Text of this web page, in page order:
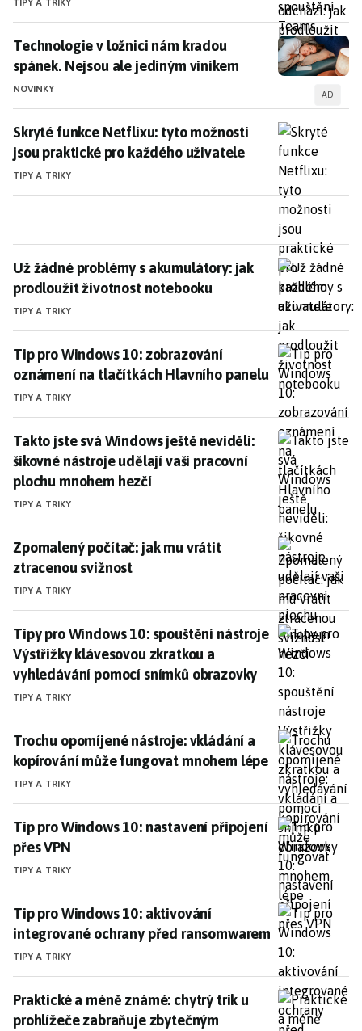
TIPY A TRIKY
Technologie v ložnici nám kradou spánek. Nejsou
Technologie v ložnici nám kradou
spánek. Nejsou ale jediným viníkem
NOVINKY AD
Skryté funkce Netflixu: tyto možnosti jsou praktické
Skryté funkce Netflixu: tyto možnosti
jsou praktické pro každého uživatele
TIPY A TRIKY
Už žádné problémy s akumulátory: jak prodloužit
Už žádné problémy s akumulátory: jak
prodloužit životnost notebooku
TIPY A TRIKY
Tip pro Windows 10: zobrazování oznámení na
Tip pro Windows 10: zobrazování
oznámení na tlačítkách Hlavního panelu
TIPY A TRIKY
Takto jste svá Windows ještě neviděli: šikovné
Takto jste svá Windows ještě neviděli:
šikovné nástroje udělají vaši pracovní
plochu mnohem hezčí
TIPY A TRIKY
Zpomalený počítač: jak mu vrátit ztracenou svižnost
Zpomalený počítač: jak mu vrátit
ztracenou svižnost
TIPY A TRIKY
Tipy pro Windows 10: spouštění nástroje Výstřižky
Tipy pro Windows 10: spouštění nástroje
Výstřižky klávesovou zkratkou a
vyhledávání pomocí snímků obrazovky
TIPY A TRIKY
Trochu opomíjené nástroje: vkládání a kopírování
Trochu opomíjené nástroje: vkládání a
kopírování může fungovat mnohem lépe
TIPY A TRIKY
Tip pro Windows 10: nastavení připojení přes VPN
Tip pro Windows 10: nastavení připojení
přes VPN
TIPY A TRIKY
Tip pro Windows 10: aktivování integrované ochrany
Tip pro Windows 10: aktivování
integrované ochrany před ransomwarem
TIPY A TRIKY
Praktické a méně známé: chytrý trik u prohlížeče
Praktické a méně známé: chytrý trik u
prohlížeče zabraňuje zbytečným